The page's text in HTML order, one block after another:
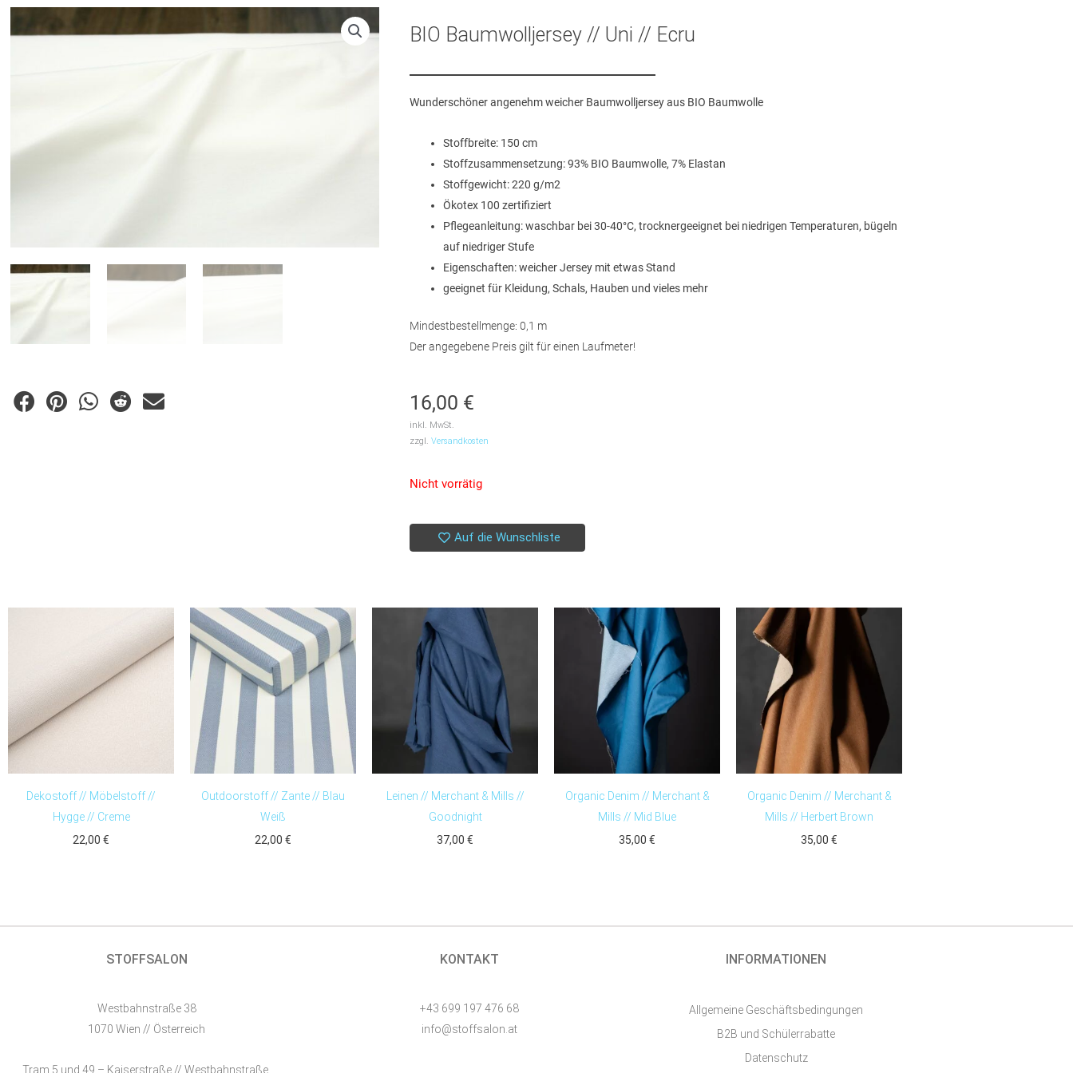
BIO Baumwolljersey // Uni // Ecru
Wunderschöner angenehm weicher Baumwolljersey aus BIO Baumwolle
Stoffbreite: 150 cm
Stoffzusammensetzung: 93% BIO Baumwolle, 7% Elastan
Stoffgewicht: 220 g/m2
Ökotex 100 zertifiziert
Pflegeanleitung: waschbar bei 30-40°C, trocknergeeignet bei niedrigen Temperaturen, bügeln
auf niedriger Stufe
Eigenschaften: weicher Jersey mit etwas Stand
geeignet für Kleidung, Schals, Hauben und vieles mehr
Mindestbestellmenge: 0,1 m
Der angegebene Preis gilt für einen Laufmeter!
16,00 €
inkl. MwSt.
zzgl. Versandkosten
Nicht vorrätig
Auf die Wunschliste
Dekostoff // Möbelstoff //
Hygge // Creme
22,00 €
Outdoorstoff // Zante // Blau
Weiß
22,00 €
Leinen // Merchant & Mills //
Goodnight
37,00 €
Organic Denim // Merchant &
Mills // Mid Blue
35,00 €
Organic Denim // Merchant &
Mills // Herbert Brown
35,00 €
STOFFSALON
Westbahnstraße 38
1070 Wien // Österreich
Tram 5 und 49 – Kaiserstraße // Westbahnstraße
KONTAKT
+43 699 197 476 68
info@stoffsalon.at
INFORMATIONEN
Allgemeine Geschäftsbedingungen
B2B und Schülerrabatte
Datenschutz